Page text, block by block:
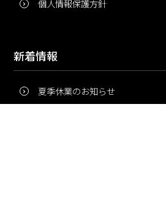
個人情報保護方針
新着情報
夏季休業のお知らせ